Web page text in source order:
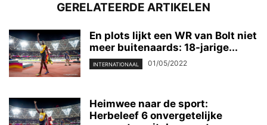
GERELATEERDE ARTIKELEN
En plots lijkt een WR van Bolt niet
meer buitenaards: 18-jarige...
INTERNATIONAAL 01/05/2022
Heimwee naar de sport:
Herbeleef 6 onvergetelijke